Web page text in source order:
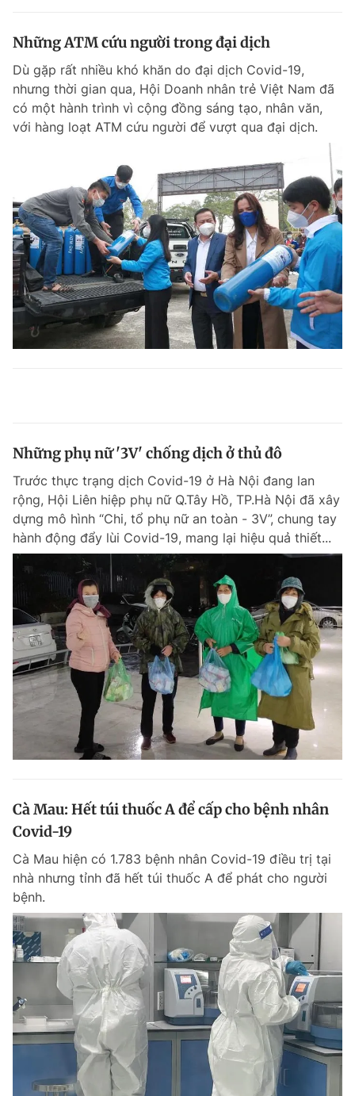
Những ATM cứu người trong đại dịch
Dù gặp rất nhiều khó khăn do đại dịch Covid-19,
nhưng thời gian qua, Hội Doanh nhân trẻ Việt Nam đã
có một hành trình vì cộng đồng sáng tạo, nhân văn,
với hàng loạt ATM cứu người để vượt qua đại dịch.
Những phụ nữ '3V' chống dịch ở thủ đô
Trước thực trạng dịch Covid-19 ở Hà Nội đang lan
rộng, Hội Liên hiệp phụ nữ Q.Tây Hồ, TP.Hà Nội đã xây
dựng mô hình “Chi, tổ phụ nữ an toàn - 3V”, chung tay
hành động đẩy lùi Covid-19, mang lại hiệu quả thiết...
Cà Mau: Hết túi thuốc A để cấp cho bệnh nhân
Covid-19
Cà Mau hiện có 1.783 bệnh nhân Covid-19 điều trị tại
nhà nhưng tỉnh đã hết túi thuốc A để phát cho người
bệnh.